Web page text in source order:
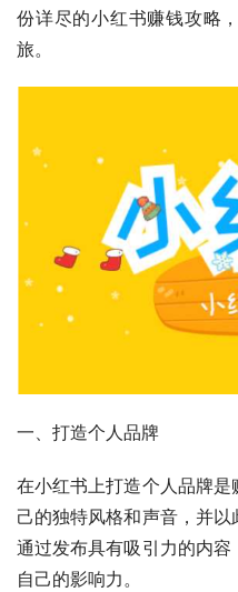
份详尽的小红书赚钱攻略
旅。
一、打造个人品牌
在小红书上打造个人品牌
己的独特风格和声音，并以
通过发布具有吸引力的内
自己的影响力。